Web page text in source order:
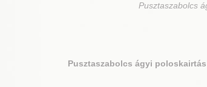
Pusztaszabolcs
Pusztaszabolcs ágyi